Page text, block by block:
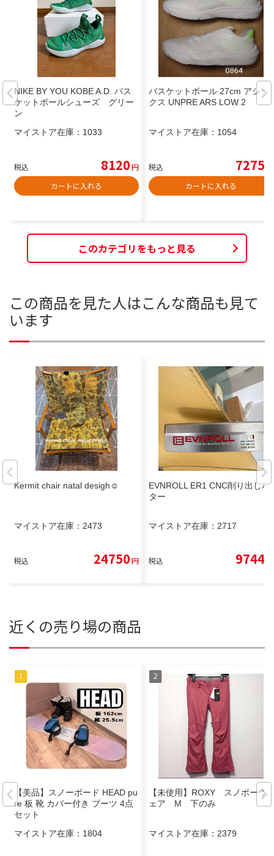
NIKE BY YOU KOBE A.D. バス
ケットボールシューズ グリー
ン
マイストア在庫： 1033
税込 8120円
カートに入れる
バスケットボール 27cm アシッ
クス UNPRE ARS LOW 2
マイストア在庫： 1054
税込 7275
カートに入れる
このカテゴリをもっと見る
この商品を見た人はこんな商品も見て
います
Kermit chair natal desigh☺︎
マイストア在庫： 2473
税込 24750円
EVNROLL ER1 CNC削り出しパ
ター
マイストア在庫： 2717
税込 9744
近くの売り場の商品
【美品】スノーボード HEAD pu
re 板 靴 カバー付き ブーツ 4点
セット
マイストア在庫： 1804
【未使用】ROXY スノボーウ
ェア M 下のみ
マイストア在庫： 2379